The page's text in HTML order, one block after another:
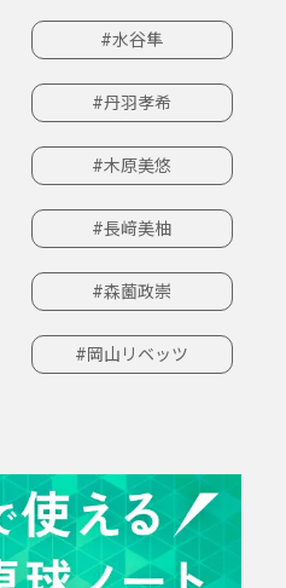
#水谷隼
#丹羽孝希
#木原美悠
#長﨑美柚
#森薗政崇
#岡山リベッツ